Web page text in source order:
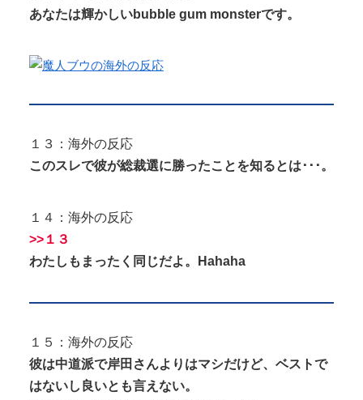
あなたは輝かしいbubble gum monsterです。
１３：海外の反応
このスレで彼が総裁選に勝ったことを知るとは･･･。
１４：海外の反応
>>１３
わたしもまったく同じだよ。Hahaha
１５：海外の反応
彼は中道派で岸田さんよりはマシだけど、ベストで
はないし良いとも言えない。